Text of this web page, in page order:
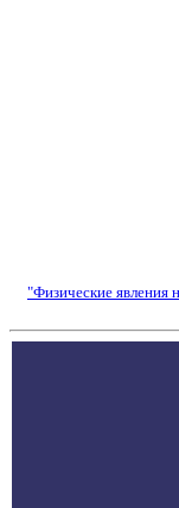
"Физические явления